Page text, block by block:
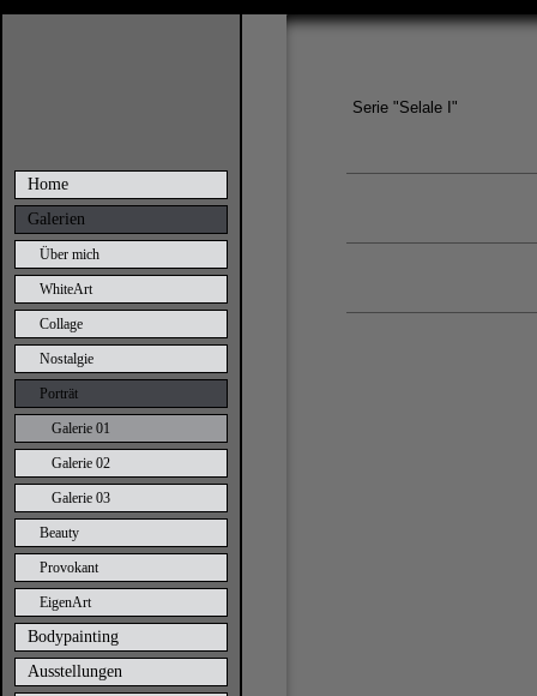
Home
Galerien
Über mich
WhiteArt
Collage
Nostalgie
Porträt
Galerie 01
Galerie 02
Galerie 03
Beauty
Provokant
EigenArt
Bodypainting
Ausstellungen
Serie "Selale I"